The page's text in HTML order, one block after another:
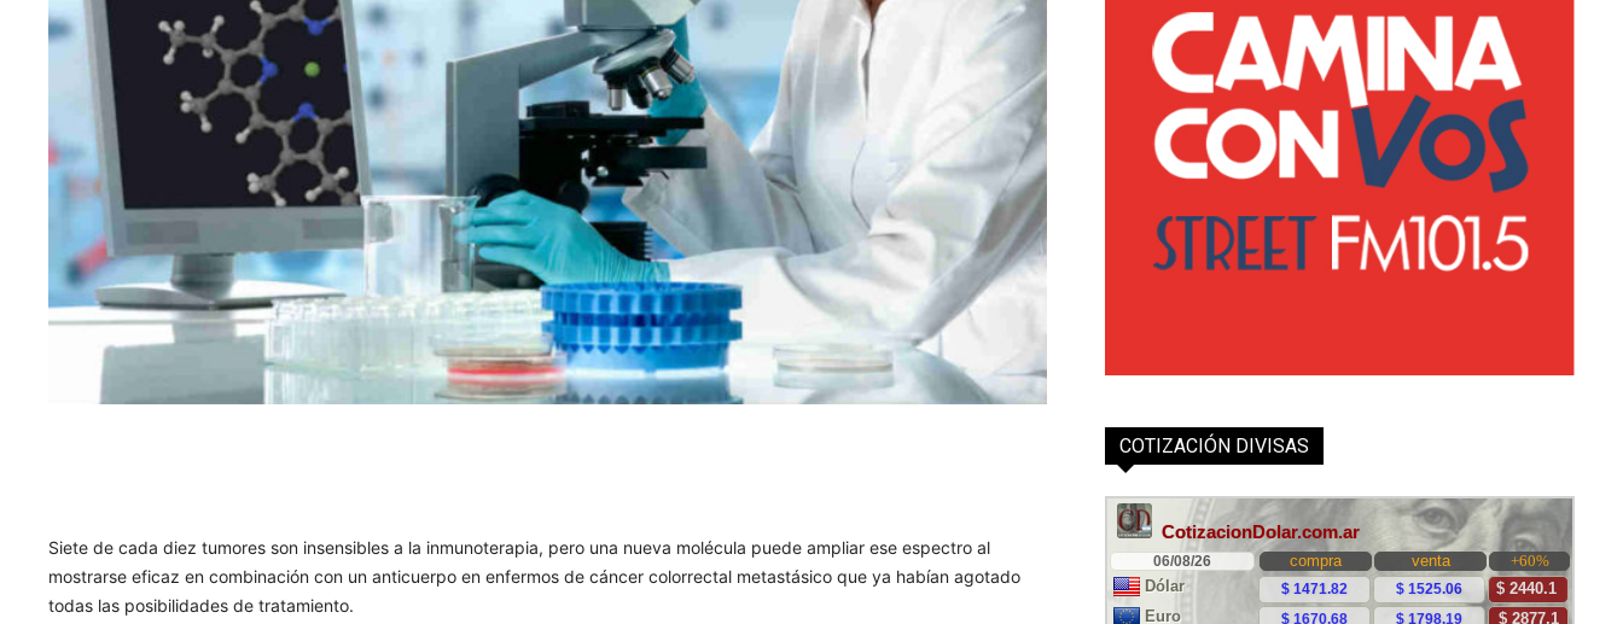
Siete de cada diez tumores son insensibles a la inmunoterapia, pero una nueva molécula puede ampliar ese espectro al
mostrarse eficaz en combinación con un anticuerpo en enfermos de cáncer colorrectal metastásico que ya habían agotado
todas las posibilidades de tratamiento.
COTIZACIÓN DIVISAS